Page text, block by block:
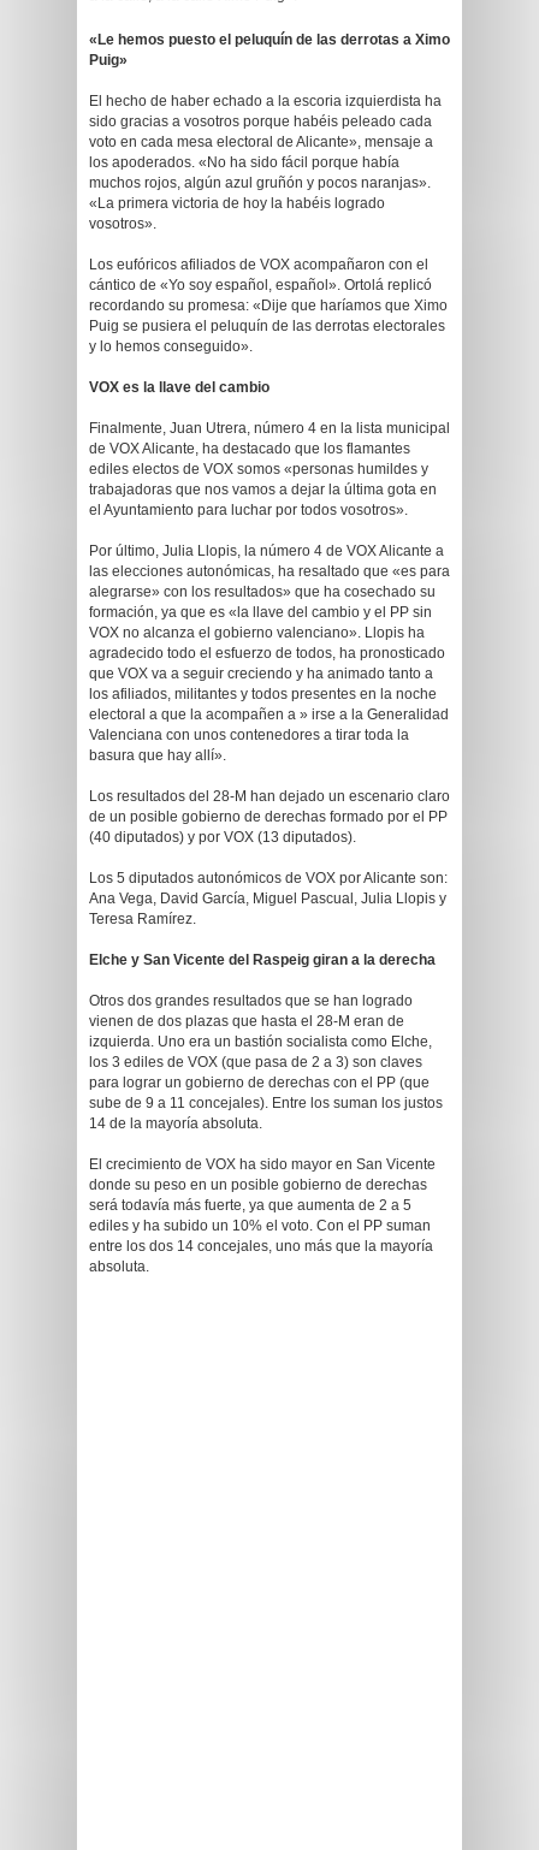
«Le hemos puesto el peluquín de las derrotas a Ximo
Puig»
El hecho de haber echado a la escoria izquierdista ha
sido gracias a vosotros porque habéis peleado cada
voto en cada mesa electoral de Alicante», mensaje a
los apoderados. «No ha sido fácil porque había
muchos rojos, algún azul gruñón y pocos naranjas».
«La primera victoria de hoy la habéis logrado
vosotros».
Los eufóricos afiliados de VOX acompañaron con el
cántico de «Yo soy español, español». Ortolá replicó
recordando su promesa: «Dije que haríamos que Ximo
Puig se pusiera el peluquín de las derrotas electorales
y lo hemos conseguido».
VOX es la llave del cambio
Finalmente, Juan Utrera, número 4 en la lista municipal
de VOX Alicante, ha destacado que los flamantes
ediles electos de VOX somos «personas humildes y
trabajadoras que nos vamos a dejar la última gota en
el Ayuntamiento para luchar por todos vosotros».
Por último, Julia Llopis, la número 4 de VOX Alicante a
las elecciones autonómicas, ha resaltado que «es para
alegrarse» con los resultados» que ha cosechado su
formación, ya que es «la llave del cambio y el PP sin
VOX no alcanza el gobierno valenciano». Llopis ha
agradecido todo el esfuerzo de todos, ha pronosticado
que VOX va a seguir creciendo y ha animado tanto a
los afiliados, militantes y todos presentes en la noche
electoral a que la acompañen a » irse a la Generalidad
Valenciana con unos contenedores a tirar toda la
basura que hay allí».
Los resultados del 28-M han dejado un escenario claro
de un posible gobierno de derechas formado por el PP
(40 diputados) y por VOX (13 diputados).
Los 5 diputados autonómicos de VOX por Alicante son:
Ana Vega, David García, Miguel Pascual, Julia Llopis y
Teresa Ramírez.
Elche y San Vicente del Raspeig giran a la derecha
Otros dos grandes resultados que se han logrado
vienen de dos plazas que hasta el 28-M eran de
izquierda. Uno era un bastión socialista como Elche,
los 3 ediles de VOX (que pasa de 2 a 3) son claves
para lograr un gobierno de derechas con el PP (que
sube de 9 a 11 concejales). Entre los suman los justos
14 de la mayoría absoluta.
El crecimiento de VOX ha sido mayor en San Vicente
donde su peso en un posible gobierno de derechas
será todavía más fuerte, ya que aumenta de 2 a 5
ediles y ha subido un 10% el voto. Con el PP suman
entre los dos 14 concejales, uno más que la mayoría
absoluta.